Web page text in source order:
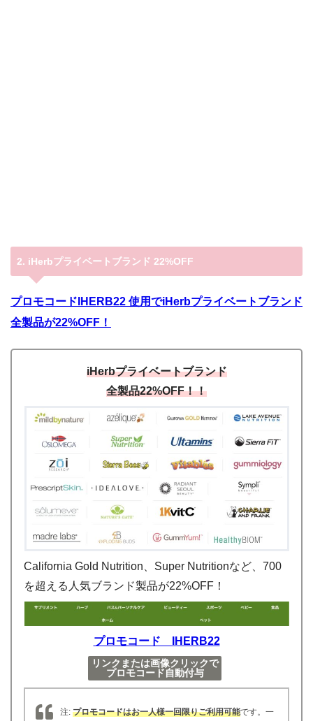
2. iHerbプライベートブランド 22%OFF
プロモコードIHERB22 使用でiHerbプライベートブランド
全製品が22%OFF！
iHerbプライベートブランド
全製品22%OFF！！
California Gold Nutrition、Super Nutritionなど、700
を超える人気ブランド製品が22%OFF！
プロモコード IHERB22
リンクまたは画像クリックで
プロモコード自動付与
注:プロモコードはお一人様一回限りご利用可能です。一